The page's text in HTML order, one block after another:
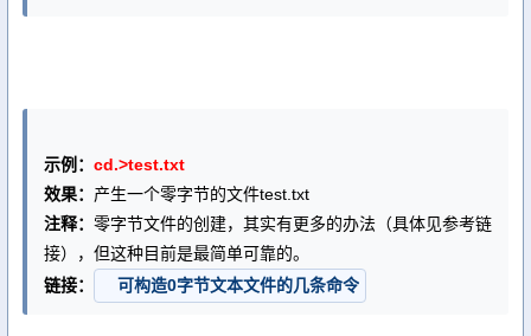
示例： cd.>test.txt
效果： 产生一个零字节的文件test.txt
注释： 零字节文件的创建，其实有更多的办法（具体见参考链
接），但这种目前是最简单可靠的。
链接：
可构造0字节文本文件的几条命令